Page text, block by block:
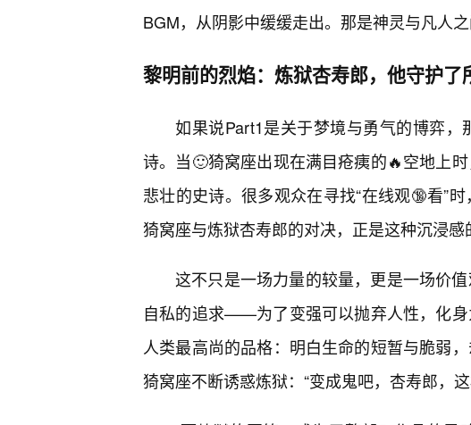
BGM，从阴影中缓缓走出。那是神灵与凡人
黎明前的烈焰：炼狱杏寿郎，他守护了
如果说Part1是关于梦境与勇气的博弈，
诗。当🙂猗窝座出现在满目疮痍的🔥空地上
悲壮的史诗。很多观众在寻找“在线观🔞看”
猗窝座与炼狱杏寿郎的对决，正是这种沉浸感
这不只是一场力量的较量，更是一场价
自私的追求——为了变强可以抛弃人性，化
人类最高尚的品格：明白生命的短暂与脆弱
猗窝座不断诱惑炼狱：“变成鬼吧，杏寿郎，